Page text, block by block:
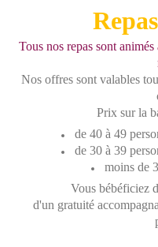
Tous nos repas sont
Nos offres sont valables
Prix sur la
de 40 à 49
de 30 à 39
moins de
Vous bébéficiez
d'un gratuité